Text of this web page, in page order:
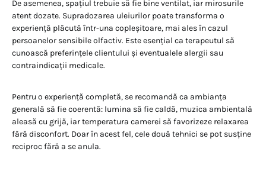
De asemenea, spațiul trebuie să fie bine ventilat, iar mirosurile
atent dozate. Supradozarea uleiurilor poate transforma o
experiență plăcută într-una copleșitoare, mai ales în cazul
persoanelor sensibile olfactiv. Este esențial ca terapeutul să
cunoască preferințele clientului și eventualele alergii sau
contraindicații medicale.
Pentru o experiență completă, se recomandă ca ambianța
generală să fie coerentă: lumina să fie caldă, muzica ambientală
aleasă cu grijă, iar temperatura camerei să favorizeze relaxarea
fără disconfort. Doar în acest fel, cele două tehnici se pot susține
reciproc fără a se anula.